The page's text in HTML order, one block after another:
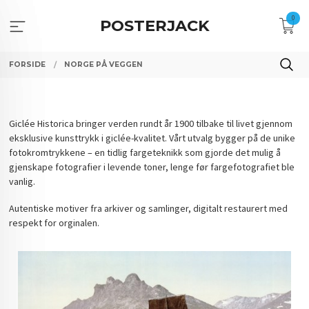
innholdet
POSTERJACK 0
FORSIDE NORGE PÅ VEGGEN
Giclée Historica bringer verden rundt år 1900 tilbake til livet gjennom
eksklusive kunsttrykk i giclée-kvalitet. Vårt utvalg bygger på de unike
fotokromtrykkene – en tidlig fargeteknikk som gjorde det mulig å
gjenskape fotografier i levende toner, lenge før fargefotografiet ble
vanlig.
Autentiske motiver fra arkiver og samlinger, digitalt restaurert med
respekt for orginalen.